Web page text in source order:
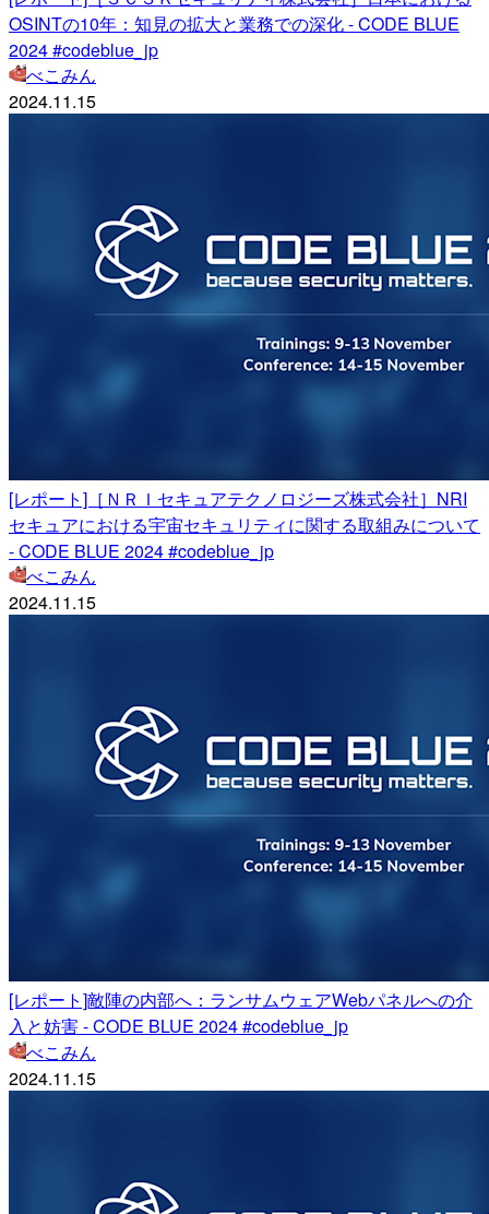
OSINTの10年：知見の拡大と業務での深化 - CODE BLUE
2024 #codeblue_jp
べこみん
2024.11.15
[レポート]［ＮＲＩセキュアテクノロジーズ株式会社］NRI
セキュアにおける宇宙セキュリティに関する取組みについて
- CODE BLUE 2024 #codeblue_jp
べこみん
2024.11.15
[レポート]敵陣の内部へ：ランサムウェアWebパネルへの介
入と妨害 - CODE BLUE 2024 #codeblue_jp
べこみん
2024.11.15